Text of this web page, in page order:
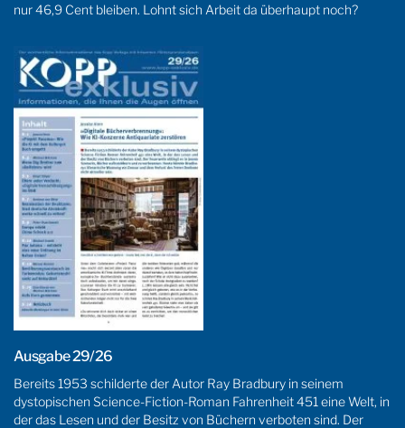
nur 46,9 Cent bleiben. Lohnt sich Arbeit da überhaupt noch?
Ausgabe 29/26
Bereits 1953 schilderte der Autor Ray Bradbury in seinem
dystopischen Science-Fiction-Roman Fahrenheit 451 eine Welt, in
der das Lesen und der Besitz von Büchern verboten sind. Der